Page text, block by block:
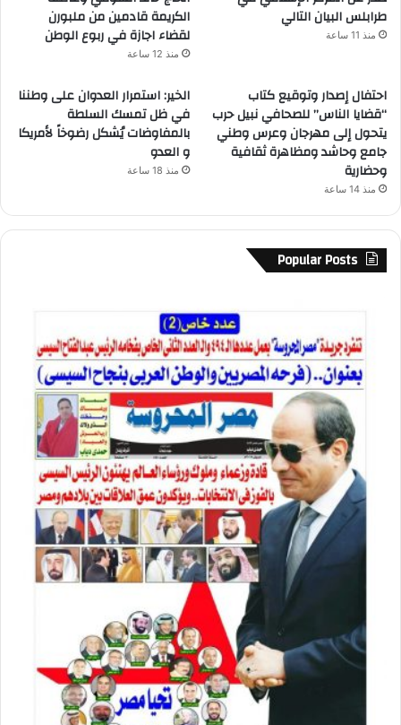
طرابلس البيان التالي
منذ 11 ساعة
الكريمة قادمين من ملبورن
لقضاء اجازة في ربوع الوطن
منذ 12 ساعة
احتفال إصدار وتوقيع كتاب
“قضايا الناس” للصحافي نبيل حرب
يتحول إلى مهرجان وعرس وطني
جامع وحاشد ومظاهرة ثقافية
وحضارية
منذ 14 ساعة
الخير: استمرار العدوان على وطننا
في ظل تمسك السلطة
بالمفاوضات يُشكل رضوخاً لأمريكا
و العدو
منذ 18 ساعة
Popular Posts